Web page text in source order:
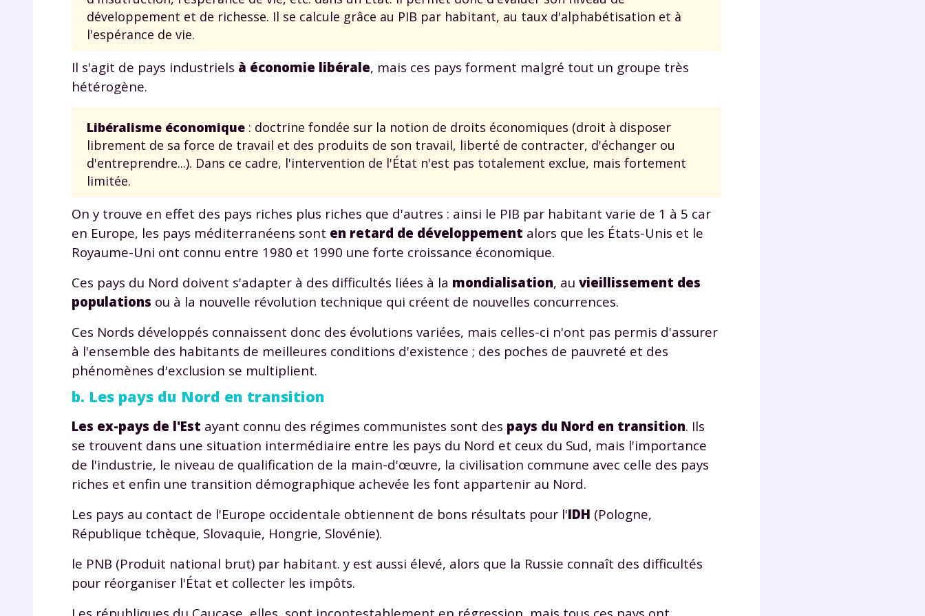
développement et de richesse. Il se calcule grâce au PIB par habitant, au taux d'alphabétisation et à
l'espérance de vie.
Il s'agit de pays industriels à économie libérale, mais ces pays forment malgré tout un groupe très
hétérogène.
Libéralisme économique : doctrine fondée sur la notion de droits économiques (droit à disposer
librement de sa force de travail et des produits de son travail, liberté de contracter, d'échanger ou
d'entreprendre...). Dans ce cadre, l'intervention de l'État n'est pas totalement exclue, mais fortement
limitée.
On y trouve en effet des pays riches plus riches que d'autres : ainsi le PIB par habitant varie de 1 à 5 car
en Europe, les pays méditerranéens sont en retard de développement alors que les États-Unis et le
Royaume-Uni ont connu entre 1980 et 1990 une forte croissance économique.
Ces pays du Nord doivent s'adapter à des difficultés liées à la mondialisation, au vieillissement des
populations ou à la nouvelle révolution technique qui créent de nouvelles concurrences.
Ces Nords développés connaissent donc des évolutions variées, mais celles-ci n'ont pas permis d'assurer
à l'ensemble des habitants de meilleures conditions d'existence ; des poches de pauvreté et des
phénomènes d'exclusion se multiplient.
b. Les pays du Nord en transition
Les ex-pays de l'Est ayant connu des régimes communistes sont des pays du Nord en transition. Ils
se trouvent dans une situation intermédiaire entre les pays du Nord et ceux du Sud, mais l'importance
de l'industrie, le niveau de qualification de la main-d'œuvre, la civilisation commune avec celle des pays
riches et enfin une transition démographique achevée les font appartenir au Nord.
Les pays au contact de l'Europe occidentale obtiennent de bons résultats pour l'IDH (Pologne,
République tchèque, Slovaquie, Hongrie, Slovénie).
le PNB (Produit national brut) par habitant. y est aussi élevé, alors que la Russie connaît des difficultés
pour réorganiser l'État et collecter les impôts.
de vos données personnelles et pour exercer vos droits, vous pouvez consulter
notre charte.